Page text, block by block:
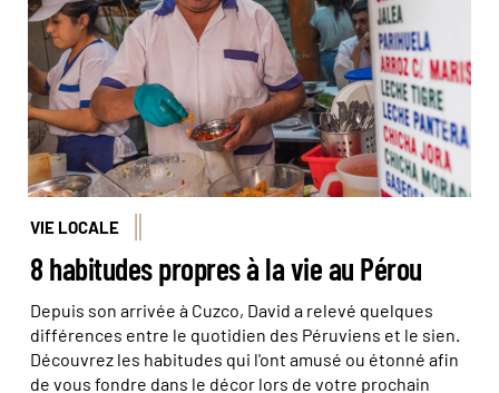
VIE LOCALE
8 habitudes propres à la vie au Pérou
Depuis son arrivée à Cuzco, David a relevé quelques
différences entre le quotidien des Péruviens et le sien.
Découvrez les habitudes qui l'ont amusé ou étonné afin
de vous fondre dans le décor lors de votre prochain